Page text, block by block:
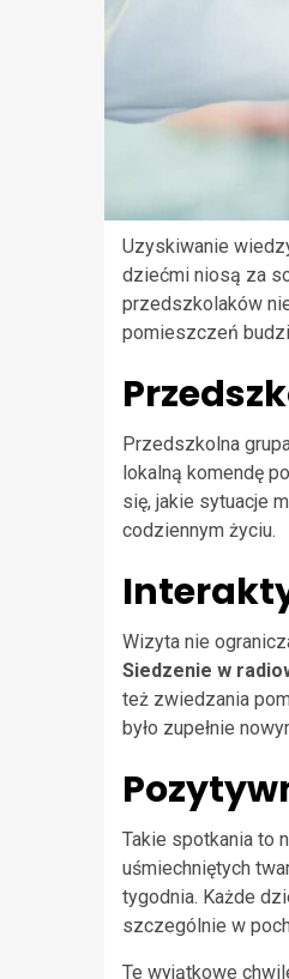
Uzyskiwanie
dziećmi niosą za
przedszkolaków
pomieszczeń
Przedszkolna
lokalną komendę
się, jakie sytuacje
codziennym życiu.
Wizyta nie
Siedzenie w
też zwiedzania
było zupełnie
Takie spotkania to
uśmiechniętych
tygodnia. Każde
szczególnie w
Te wyjątkowe